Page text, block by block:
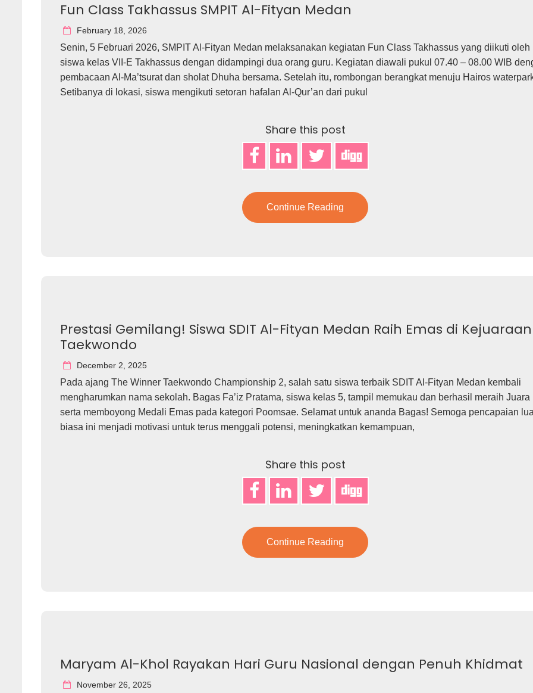
Fun Class Takhassus SMPIT Al-Fityan Medan
February 18, 2026
Senin, 5 Februari 2026, SMPIT Al-Fityan Medan melaksanakan kegiatan Fun Class Takhassus yang diikuti oleh
siswa kelas VII-E Takhassus dengan didampingi dua orang guru. Kegiatan diawali pukul 07.40 – 08.00 WIB
pembacaan Al-Ma’tsurat dan sholat Dhuha bersama. Setelah itu, rombongan berangkat menuju Hairos
Setibanya di lokasi, siswa mengikuti setoran hafalan Al-Qur’an dari pukul
Share this post
Continue Reading
Prestasi Gemilang! Siswa SDIT Al-Fityan Medan Raih Emas di Kejuaraan
Taekwondo
December 2, 2025
Pada ajang The Winner Taekwondo Championship 2, salah satu siswa terbaik SDIT Al-Fityan Medan kembali
mengharumkan nama sekolah. Bagas Fa’iz Pratama, siswa kelas 5, tampil memukau dan berhasil meraih Juara
serta memboyong Medali Emas pada kategori Poomsae. Selamat untuk ananda Bagas! Semoga pencapaian
biasa ini menjadi motivasi untuk terus menggali potensi, meningkatkan kemampuan,
Share this post
Continue Reading
Maryam Al-Khol Rayakan Hari Guru Nasional dengan Penuh Khidmat
November 26, 2025